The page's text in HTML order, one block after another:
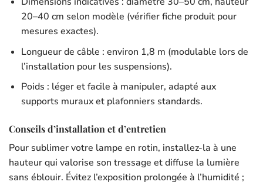
20–40 cm selon modèle (vérifier fiche produit pour
mesures exactes).
Longueur de câble : environ 1,8 m (modulable lors de
l’installation pour les suspensions).
Poids : léger et facile à manipuler, adapté aux
supports muraux et plafonniers standards.
Conseils d’installation et d’entretien
Pour sublimer votre lampe en rotin, installez-la à une
hauteur qui valorise son tressage et diffuse la lumière
sans éblouir. Évitez l’exposition prolongée à l’humidité ;